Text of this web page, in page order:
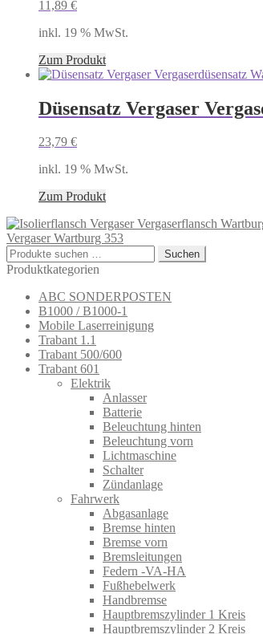
11,89 €
inkl. 19 % MwSt.
Zum Produkt
Düsensatz Vergaser
23,79 €
inkl. 19 % MwSt.
Zum Produkt
Vergaser Wartburg 353
Suchen
nach:
Suchen
Produktkategorien
ABC SONDERPOSTEN
B1000 / B1000-1
Mobile Laserreinigung
Trabant 1.1
Trabant 500/600
Trabant 601
Elektrik
Anlasser
Batterie
Beleuchtung hinten
Beleuchtung vorn
Lichtmaschine
Schalter
Zündanlage
Fahrwerk
Abgasanlage
Bremse hinten
Bremse vorn
Bremsleitungen
Federn -VA-HA
Fußhebelwerk
Handbremse
Hauptbremszylinder 1 Kreis
Hauptbremszylinder 2 Kreis